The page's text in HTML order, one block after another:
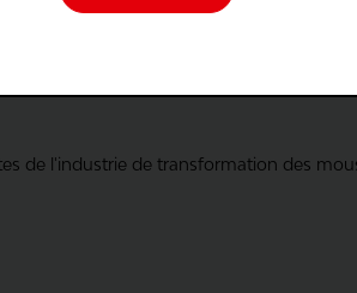
de l'industrie de transformation des